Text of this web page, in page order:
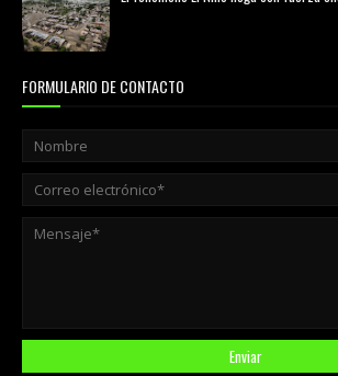
FORMULARIO DE CONTACTO